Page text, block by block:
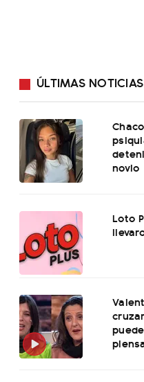
ÚLTIMAS NOTICIAS
novio
Loto